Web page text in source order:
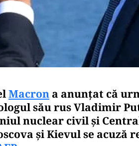
Macron a anunțat că
său rus Vladimir
nuclear civil şi
şi Kievul se acuză